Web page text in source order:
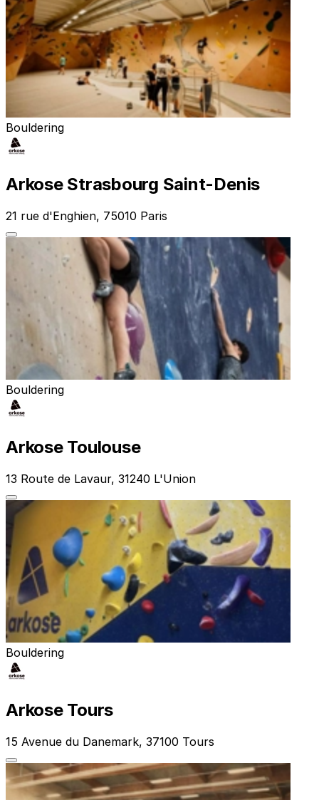
Bouldering
Arkose Strasbourg Saint-Denis
21 rue d'Enghien, 75010 Paris
Bouldering
Arkose Toulouse
13 Route de Lavaur, 31240 L'Union
Bouldering
Arkose Tours
15 Avenue du Danemark, 37100 Tours